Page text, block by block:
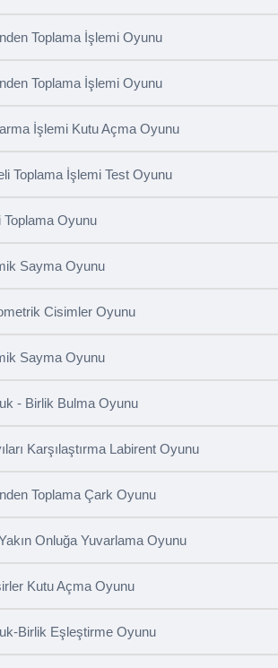
Toplama İşlemi Oyunu
Toplama İşlemi Oyunu
İşlemi Kutu Açma Oyunu
Toplama İşlemi Test Oyunu
Toplama Oyunu
Sayma Oyunu
Cisimler Oyunu
Sayma Oyunu
- Birlik Bulma Oyunu
Karşılaştırma Labirent Oyunu
Toplama Çark Oyunu
Onluğa Yuvarlama Oyunu
Kutu Açma Oyunu
Birlik Eşleştirme Oyunu